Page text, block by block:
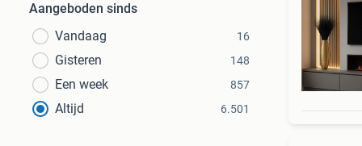
Aangeboden sinds
Vandaag
16
Gisteren 148
Een week 857
Altijd 6.501